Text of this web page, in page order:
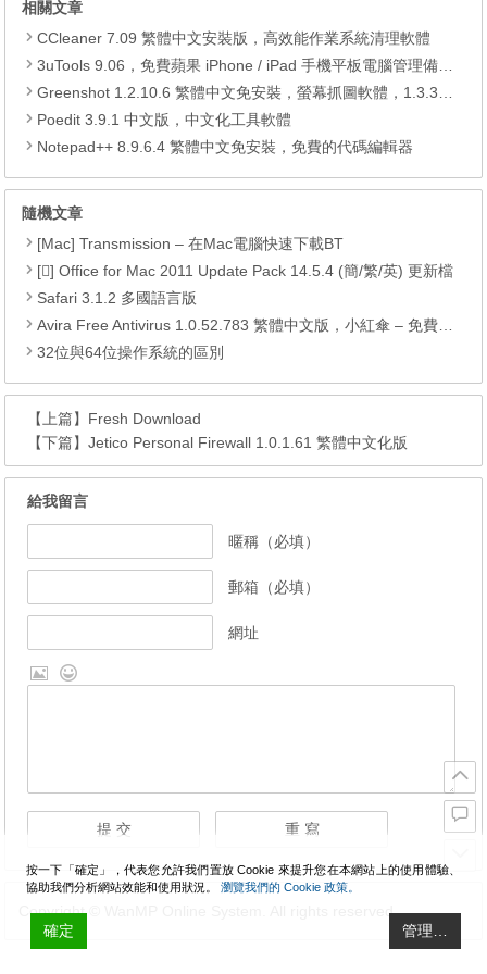
相關文章
CCleaner 7.09 繁體中文安裝版，高效能作業系統清理軟體
3uTools 9.06，免費蘋果 iPhone / iPad 手機平板電腦管理備份還原軟體
Greenshot 1.2.10.6 繁體中文免安裝，螢幕抓圖軟體，1.3.315 安裝版
Poedit 3.9.1 中文版，中文化工具軟體
Notepad++ 8.9.6.4 繁體中文免安裝，免費的代碼編輯器
隨機文章
[Mac] Transmission – 在Mac電腦快速下載BT
[] Office for Mac 2011 Update Pack 14.5.4 (簡/繁/英) 更新檔
Safari 3.1.2 多國語言版
Avira Free Antivirus 1.0.52.783 繁體中文版，小紅傘 – 免費可靠的防毒軟體
32位與64位操作系統的區別
【上篇】 Fresh Download
【下篇】Jetico Personal Firewall 1.0.1.61 繁體中文化版
給我留言
暱稱（必填）
郵箱（必填）
網址
Copyright © WanMP Online System. All rights reserved.
按一下「確定」，代表您允許我們置放 Cookie 來提升您在本網站上的使用體驗、
協助我們分析網站效能和使用狀況。 瀏覽我們的 Cookie 政策。
確定 管理…